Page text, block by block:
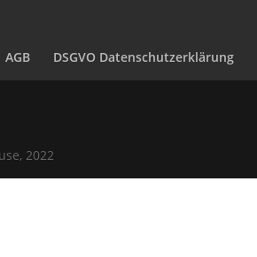
AGB DSGVO Datenschutzerklärung
2022